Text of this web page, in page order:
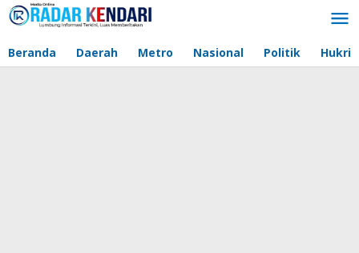
Lewati
ke
Beranda Daerah Metro Nasional Politik